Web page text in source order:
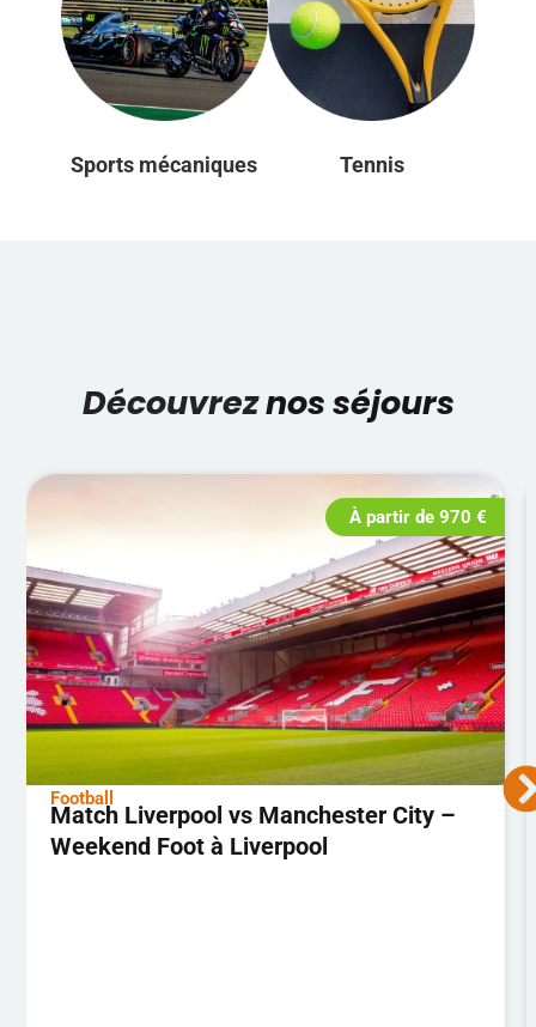
Sports mécaniques Tennis
Découvreznos séjours
À partir de970€
Football
Match Liverpool vs Manchester City –
Weekend Foot à Liverpool